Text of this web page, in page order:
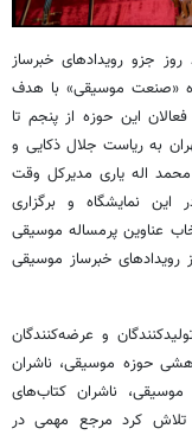
جزورویدادهای خبرساز
«صنعت موسیقی» با هدف
این حوزه از پنجم تا
به ریاست جلالذکایی و
محمد اله یاری مدیرکل وقت
نمایشگاه و برگزاری
عناوین پرمسالهموسیقی
رویدادهای خبرساز موسیقی
و عرضه‌کنندگان
حوزه موسیقی، ناشران
ناشران کتاب‌های
تلاش کرد مرجع مهمی در